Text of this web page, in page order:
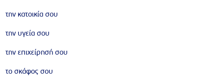
την κατοικία σου
την υγεία σου
την επιχείρησή σου
το σκάφος σου